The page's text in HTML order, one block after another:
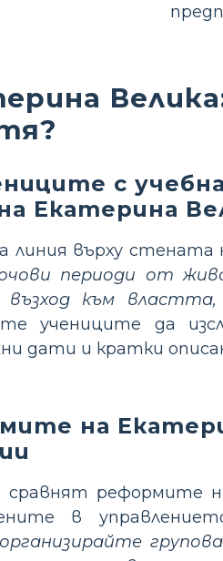
с
Екатерина
линия върху стената
периоди от
към
учениците да
дати и кратки
на
сравнят реформите
в